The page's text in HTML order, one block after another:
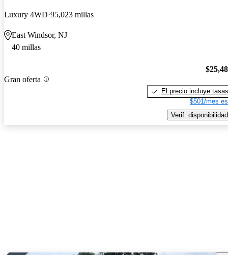
Luxury 4WD 95,023 millas
East Windsor, NJ
40 millas
Gran oferta
El precio incluye tasas
$501/mes
Verif. disponibilidad